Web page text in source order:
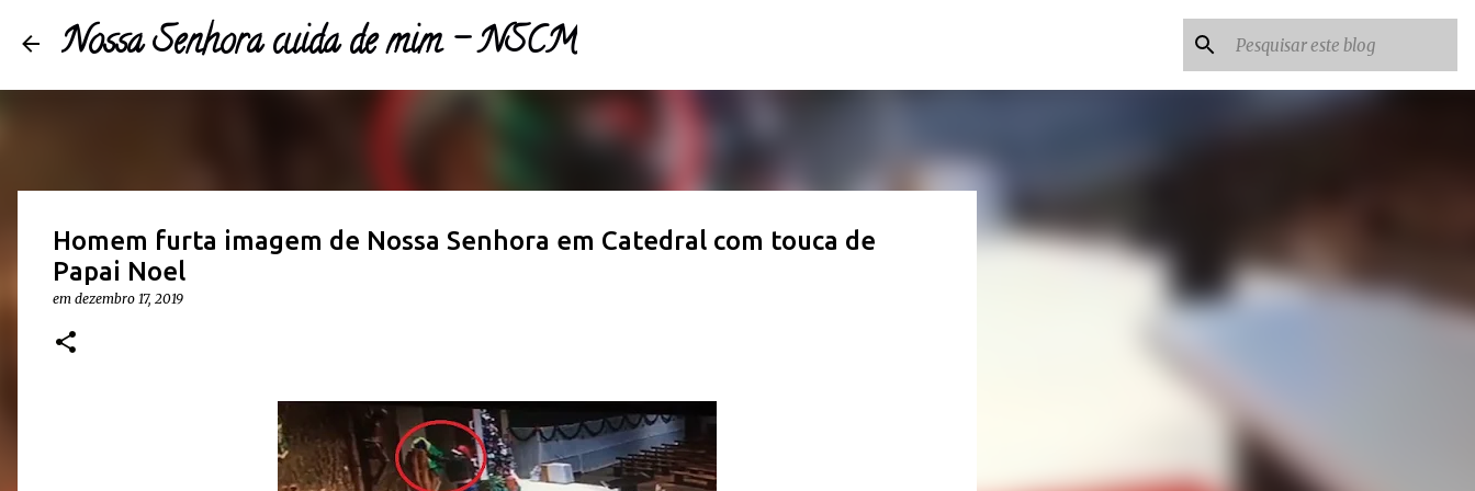
Nossa Senhora cuida de mim - NSCM
Homem furta imagem de Nossa Senhora em Catedral com touca de
Papai Noel
em dezembro 17, 2019